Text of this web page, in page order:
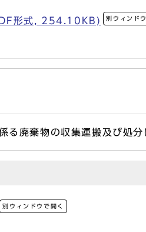
形式, 254.10KB) 別ウィンド
廃棄物の収集運搬及び処
別ウィンドウで開く